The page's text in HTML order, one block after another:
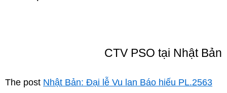
CTV PSO tại Nhật Bản
The post Nhật Bản: Đại lễ Vu lan Báo hiếu PL.2563